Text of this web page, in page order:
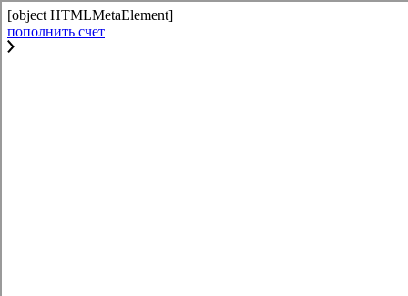
[object HTMLMetaElement]
пополнить счет